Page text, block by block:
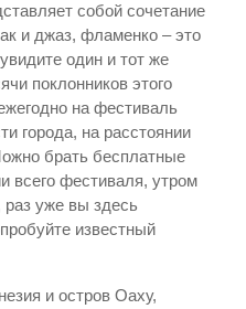
собой сочетание
и джаз, фламенко – это
один и тот же
поклонников этого
на фестиваль
города, на расстоянии
брать бесплатные
всего фестиваля, утром
раз уже вы здесь
известный
и остров Оаху,